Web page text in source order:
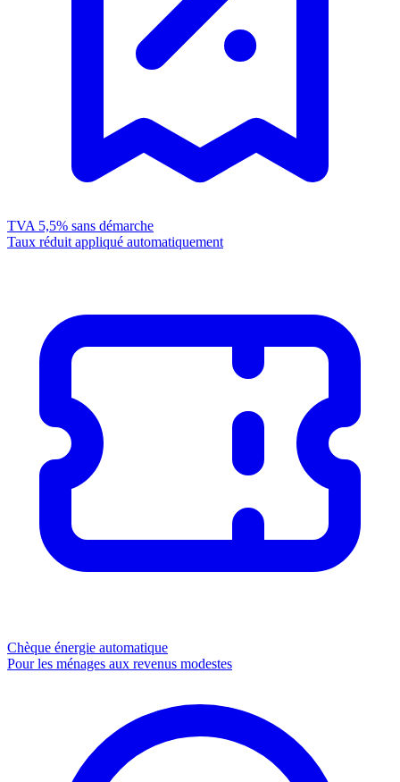
TVA 5,5% sans démarche
Taux réduit appliqué automatiquement
Chèque énergie automatique
Pour les ménages aux revenus modestes